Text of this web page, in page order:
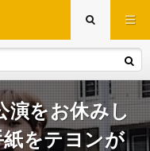
演をお休みし
をテヨンが